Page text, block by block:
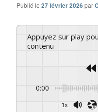
Publié le27 février 2026par
Appuyez sur play pour écouter ce
contenu
0:00
1x